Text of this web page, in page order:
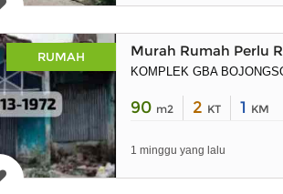
RUMAH Murah Rumah Perlu
KOMPLEK GBA
90 m2 2 KT 1 KM
1 minggu yang lalu